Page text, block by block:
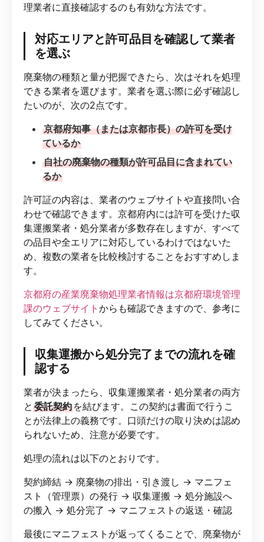
理業者に直接確認するのも有効な方法です。
対応エリアと許可品目を確認して業者
を選ぶ
廃棄物の種類と量が把握できたら、次はそれを処理
できる業者を選びます。業者を選ぶ際に必ず確認し
たいのが、次の2点です。
京都府知事（または京都市長）の許可を受け
ているか
自社の廃棄物の種類が許可品目に含まれてい
るか
許可証の内容は、業者のウェブサイトや直接問い合
わせで確認できます。京都府内には許可を受けた収
集運搬業者・処分業者が多数存在しますが、すべて
の品目や全エリアに対応しているわけではないた
め、複数の業者を比較検討することをおすすめしま
す。
京都府の産業廃棄物処理業者情報は京都府環境管理
課のウェブサイト からも確認できますので、参考に
してみてください。
収集運搬から処分完了までの流れを確
認する
業者が決まったら、収集運搬業者・処分業者の両方
と 委託契約 を結びます。この契約は書面で行うこ
とが法律上の義務です。口頭だけの取り決めは認め
られないため、注意が必要です。
処理の流れは以下のとおりです。
契約締結 → 廃棄物の排出・引き渡し → マニフェ
スト（管理票）の発行 → 収集運搬 → 処分施設へ
の搬入 → 処分完了 → マニフェストの返送・確認
最後にマニフェストが返ってくることで、廃棄物が